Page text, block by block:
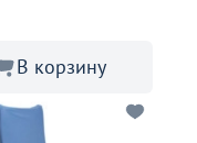
В корзину